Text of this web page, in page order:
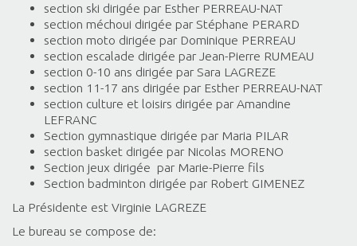
section ski dirigée par Esther PERREAU-NAT
section méchoui dirigée par Stéphane PERARD
section moto dirigée par Dominique PERREAU
section escalade dirigée par Jean-Pierre RUMEAU
section 0-10 ans dirigée par Sara LAGREZE
section 11-17 ans dirigée par Esther PERREAU-NAT
section culture et loisirs dirigée par Amandine
LEFRANC
Section gymnastique dirigée par Maria PILAR
section basket dirigée par Nicolas MORENO
Section jeux dirigée par Marie-Pierre fils
Section badminton dirigée par Robert GIMENEZ
La Présidente est Virginie LAGREZE
Le bureau se compose de: